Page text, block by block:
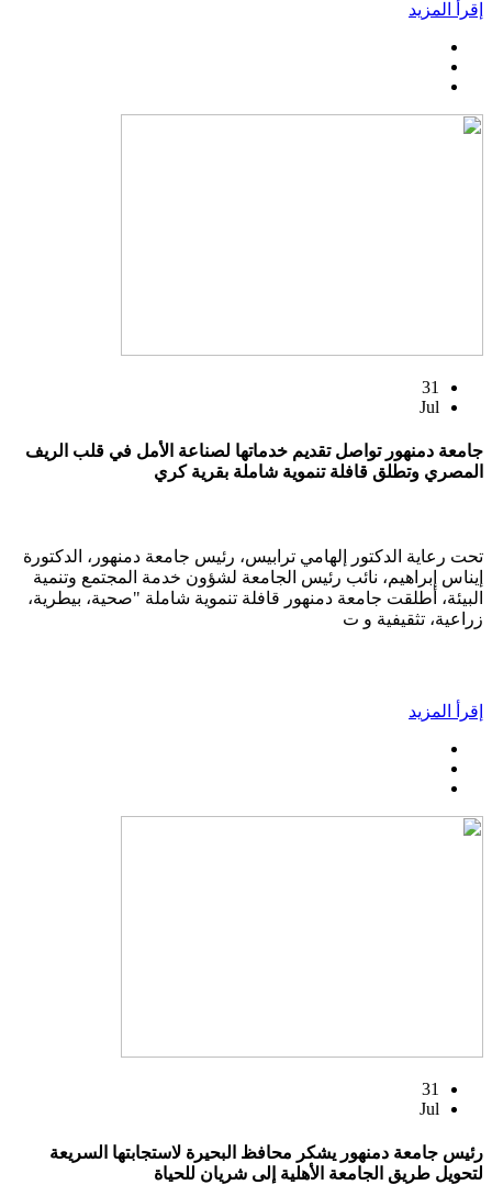
إقرأ المزيد
31
Jul
جامعة دمنهور تواصل تقديم خدماتها لصناعة الأمل في قلب الريف
المصري وتطلق قافلة تنموية شاملة بقرية كري
تحت رعاية الدكتور إلهامي ترابيس، رئيس جامعة دمنهور، الدكتورة
إيناس إبراهيم، نائب رئيس الجامعة لشؤون خدمة المجتمع وتنمية
البيئة، أطلقت جامعة دمنهور قافلة تنموية شاملة "صحية، بيطرية،
زراعية، تثقيفية و ت
إقرأ المزيد
31
Jul
رئيس جامعة دمنهور يشكر محافظ البحيرة لاستجابتها السريعة
لتحويل طريق الجامعة الأهلية إلى شريان للحياة